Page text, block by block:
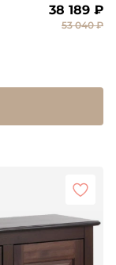
38 189 ₽
53 040 ₽